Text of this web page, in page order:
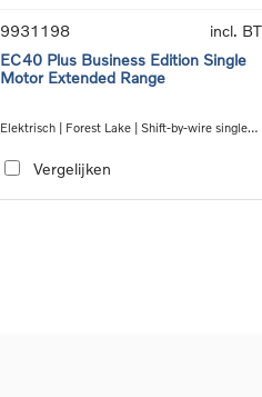
9931198
incl.
EC40 Plus Business Edition Single
Motor Extended Range
Elektrisch | Forest Lake | Shift-by-wire single
Vergelijken